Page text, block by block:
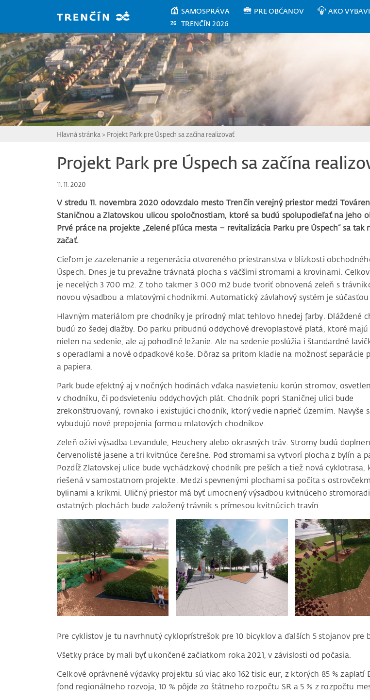
SAMOSPRÁVA PRE OBČANOV AKO
TRENČÍN 2026
Hlavná stránka > Projekt Park pre Úspech sa začína realizovať
Projekt Park pre Úspech sa začína
11. 11. 2020
V stredu 11. novembra 2020 odovzdalo mesto Trenčín verejný priestor medzi
Staničnou a Zlatovskou ulicou spoločnostiam, ktoré sa budú spolupodieľať na jeho
Prvé práce na projekte „Zelené pľúca mesta – revitalizácia Parku pre Úspech“ sa tak
začať.
Cieľom je zazelenanie a regenerácia otvoreného priestranstva v blízkosti
Úspech. Dnes je tu prevažne trávnatá plocha s väčšími stromami a krovinami.
je necelých 3 700 m2. Z toho takmer 3 000 m2 bude tvoriť obnovená zeleň s
novou výsadbou a mlatovými chodníkmi. Automatický závlahový systém je
Hlavným materiálom pre chodníky je prírodný mlat tehlovo hnedej farby. Dláždené
budú zo šedej dlažby. Do parku pribudnú oddychové drevoplastové platá, ktoré
nielen na sedenie, ale aj pohodlné ležanie. Ale na sedenie poslúžia i štandardné
s operadlami a nové odpadkové koše. Dôraz sa pritom kladie na možnosť separácie
a papiera.
Park bude efektný aj v nočných hodinách vďaka nasvieteniu korún stromov,
v chodníku, či podsvieteniu oddychových plát. Chodník popri Staničnej ulici bude
zrekonštruovaný, rovnako i existujúci chodník, ktorý vedie naprieč územím. Navyše
vybudujú nové prepojenia formou mlatových chodníkov.
Zeleň oživí výsadba Levandule, Heuchery alebo okrasných tráv. Stromy budú
červenolisté jasene a tri kvitnúce čerešne. Pod stromami sa vytvorí plocha z bylín a
Pozdĺž Zlatovskej ulice bude vychádzkový chodník pre peších a tiež nová cyklotrasa,
riešená v samostatnom projekte. Medzi spevnenými plochami sa počíta s
bylinami a kríkmi. Uličný priestor má byť umocnený výsadbou kvitnúceho
ostatných plochách bude založený trávnik s prímesou kvitnúcich travín.
Pre cyklistov je tu navrhnutý cykloprístrešok pre 10 bicyklov a ďalších 5 stojanov pre
Všetky práce by mali byť ukončené začiatkom roka 2021, v závislosti od počasia.
Celkové oprávnené výdavky projektu sú viac ako 162 tisíc eur, z ktorých 85 % zaplatí
fond regionálneho rozvoja, 10 % pôjde zo štátneho rozpočtu SR a 5 % z rozpočtu